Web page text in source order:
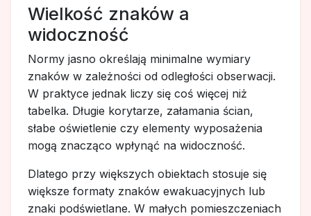
Wielkość znaków a
widoczność
Normy jasno określają minimalne wymiary
znaków w zależności od odległości obserwacji.
W praktyce jednak liczy się coś więcej niż
tabelka. Długie korytarze, załamania ścian,
słabe oświetlenie czy elementy wyposażenia
mogą znacząco wpłynąć na widoczność.
Dlatego przy większych obiektach stosuje się
większe formaty znaków ewakuacyjnych lub
znaki podświetlane. W małych pomieszczeniach